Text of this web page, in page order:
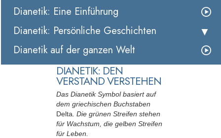
Dianetik: Eine Einführung
Dianetik: Persönliche Geschichten
Dianetik auf der ganzen Welt
DIANETIK: DEN
VERSTAND VERSTEHEN
Das Dianetik Symbol basiert auf
dem griechischen Buchstaben
Delta . Die grünen Streifen stehen
für Wachstum, die gelben Streifen
für Leben.